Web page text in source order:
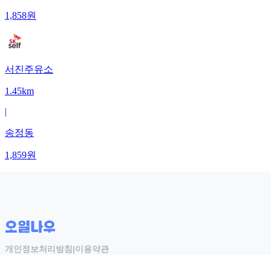
1,858원
서진주유소
1.45km
|
송정동
1,859원
개인정보처리방침 |이용약관